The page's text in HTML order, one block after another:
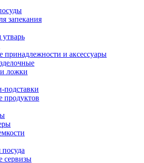
запекания
утварь
принадлежности и аксессуары
ложки
подставки
продуктов
сервизы